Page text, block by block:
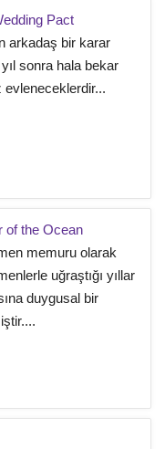
Pact
arkadaş bir karar
sonra hala bekar
evleneceklerdir...
of the Ocean
memuru olarak
uğraştığı yıllar
duygusal bir